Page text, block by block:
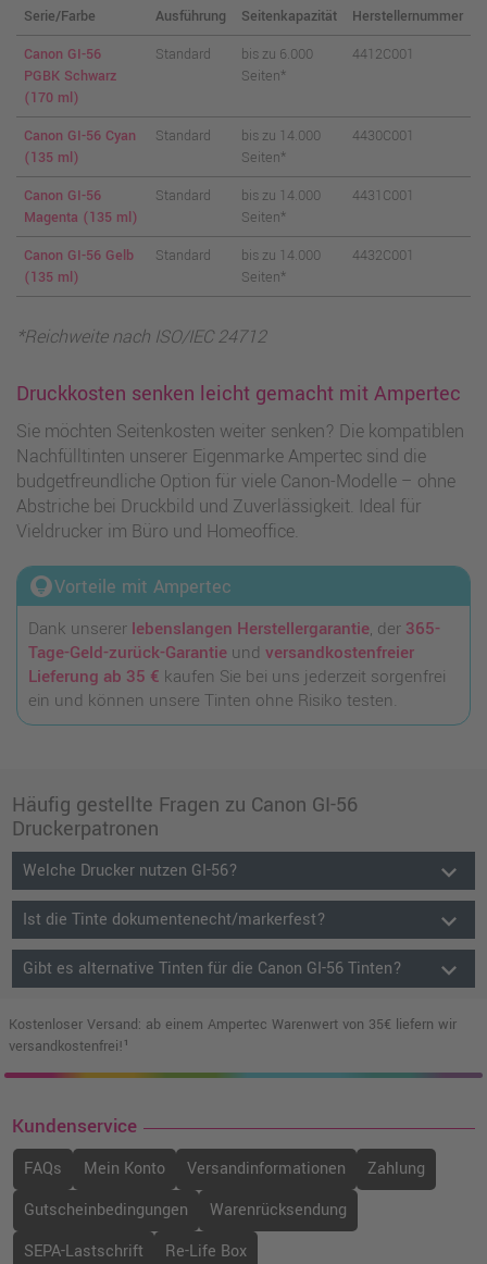
Serie/Farbe Ausführung Seitenkapazität
Herstellernummer
Canon GI-56
PGBK Schwarz
(170 ml)
Standard
bis zu 6.000
Seiten*
4412C001
Canon GI-56 Cyan
(135 ml)
Standard
bis zu 14.000
Seiten*
4430C001
Canon GI-56
Magenta (135 ml)
Standard
bis zu 14.000
Seiten*
4431C001
Canon GI-56 Gelb
(135 ml)
Standard
bis zu 14.000
Seiten*
4432C001
*Reichweite nach ISO/IEC 24712
Druckkosten senken leicht gemacht mit Ampertec
Sie möchten Seitenkosten weiter senken? Die kompatiblen
Nachfülltinten unserer Eigenmarke Ampertec sind die
budgetfreundliche Option für viele Canon-Modelle – ohne
Abstriche bei Druckbild und Zuverlässigkeit. Ideal für
Vieldrucker im Büro und Homeoffice.
lightbulb_circleVorteile mit Ampertec
Dank unserer lebenslangen Herstellergarantie, der 365-
Tage-Geld-zurück-Garantieund versandkostenfreier
Lieferung ab 35 € kaufen Sie bei uns jederzeit sorgenfrei
ein und können unsere Tinten ohne Risiko testen.
Häufig gestellte Fragen zu Canon GI-56
Druckerpatronen
Welche Drucker nutzen GI-56? keyboard_arrow_down
Ist die Tinte dokumentenecht/markerfest? keyboard_arrow_down
Gibt es alternative Tinten für die Canon GI-56 Tinten? keyboard_arrow_down
Kostenloser Versand: ab einem Ampertec Warenwert von 35€ liefern wir
versandkostenfrei!¹
Kundenservice
FAQs Mein Konto Versandinformationen
Zahlung
Gutscheinbedingungen
Warenrücksendung
SEPA-Lastschrift
Re-Life Box